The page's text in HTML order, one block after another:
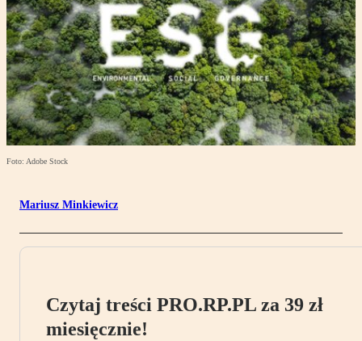
Foto: Adobe Stock
Mariusz Minkiewicz
Czytaj treści PRO.RP.PL za 39 zł
miesięcznie!